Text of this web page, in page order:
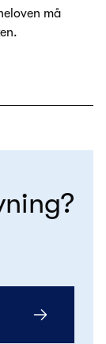
må